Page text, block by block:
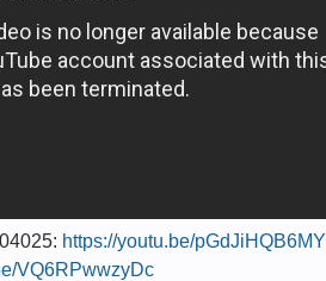
https://youtu.be/pGdJiHQB6MY
VQ6RPwwzyDc